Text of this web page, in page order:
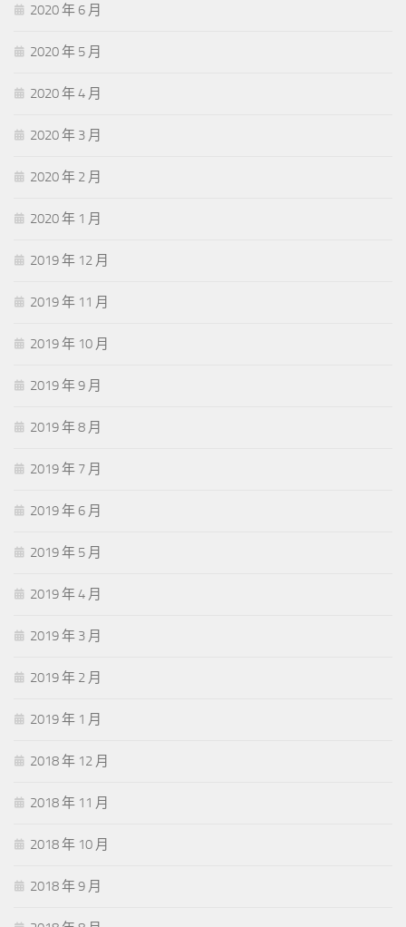
2020 年 6 月
2020 年 5 月
2020 年 4 月
2020 年 3 月
2020 年 2 月
2020 年 1 月
2019 年 12 月
2019 年 11 月
2019 年 10 月
2019 年 9 月
2019 年 8 月
2019 年 7 月
2019 年 6 月
2019 年 5 月
2019 年 4 月
2019 年 3 月
2019 年 2 月
2019 年 1 月
2018 年 12 月
2018 年 11 月
2018 年 10 月
2018 年 9 月